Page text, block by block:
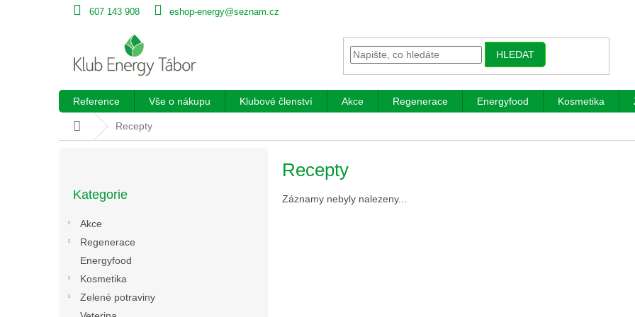
607 143 908 eshop-energy@seznam.cz
HLEDAT
Reference Vše o nákupu Klubové členství Akce Regenerace Energyfood Kosmetika
Domů Recepty
kategorie
Kategorie
Akce
Regenerace
Energyfood
Kosmetika
Zelené potraviny
Recepty
Záznamy nebyly nalezeny...